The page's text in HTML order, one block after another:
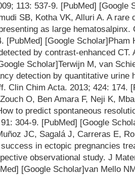
113: 537-9. [PubMed] [Google
SB, Kotha VK, Alluri A. A rare
as large
[PubMed] [Google Scholar]Pham
by contrast-enhanced CT.
Scholar]Terwijn M, van
detection by quantitative urine
Clin Chim Acta. 2013; 424: 174.
O, Ben Amara F, Neji K,
to predict spontaneous
304-9. [PubMed] [Google
JC, Sagalá J, Carreras E,
in ectopic pregnancies
observational study. J
[Google Scholar]van Mello